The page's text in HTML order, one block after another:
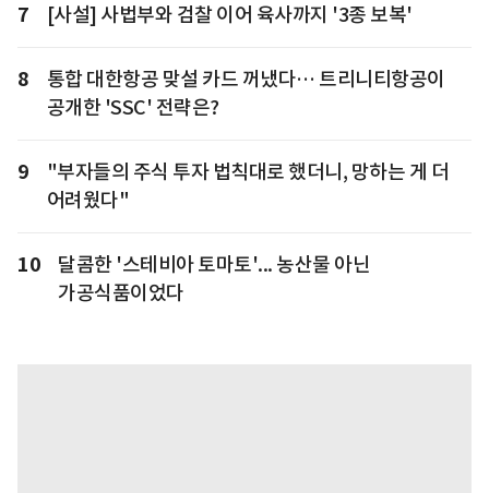
7 [사설] 사법부와 검찰 이어 육사까지 '3종 보복'
8
통합 대한항공 맞설 카드 꺼냈다… 트리니티항공이
공개한 'SSC' 전략은?
9
"부자들의 주식 투자 법칙대로 했더니, 망하는 게 더
어려웠다"
10
달콤한 '스테비아 토마토'... 농산물 아닌
가공식품이었다